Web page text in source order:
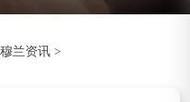
兰资讯 >